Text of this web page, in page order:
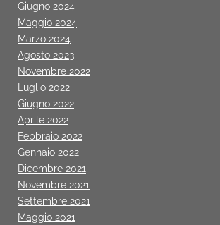
Giugno 2024
Maggio 2024
Marzo 2024
Agosto 2023
Novembre 2022
Luglio 2022
Giugno 2022
Aprile 2022
Febbraio 2022
Gennaio 2022
Dicembre 2021
Novembre 2021
Settembre 2021
Maggio 2021